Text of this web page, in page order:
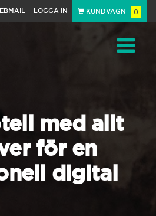
LOGGA IN KUNDVAGN 0
med allt
för en
digital